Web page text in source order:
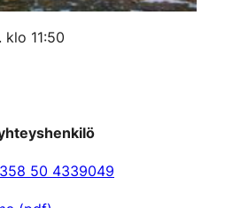
11:50
50 4339049